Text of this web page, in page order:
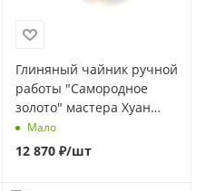
Глиняный чайник ручной
работы "Самородное
золото" мастера Хуан
Жунхуа в стиле Сино, 150
мл
Мало
12 870 ₽/шт